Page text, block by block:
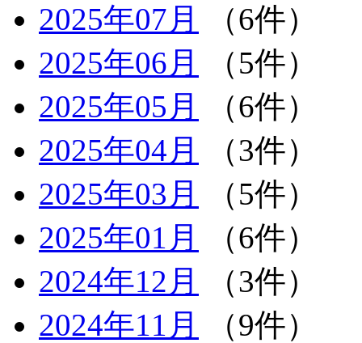
2025年07月
（6件）
2025年06月
（5件）
2025年05月
（6件）
2025年04月
（3件）
2025年03月
（5件）
2025年01月
（6件）
2024年12月
（3件）
2024年11月
（9件）